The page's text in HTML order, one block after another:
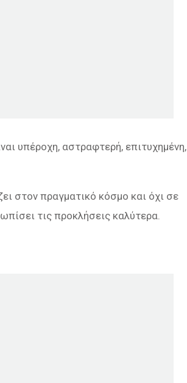
υπέροχη, αστραφτερή, επιτυχημένη,
στον πραγματικό κόσμο και όχι σε
τις προκλήσεις καλύτερα.